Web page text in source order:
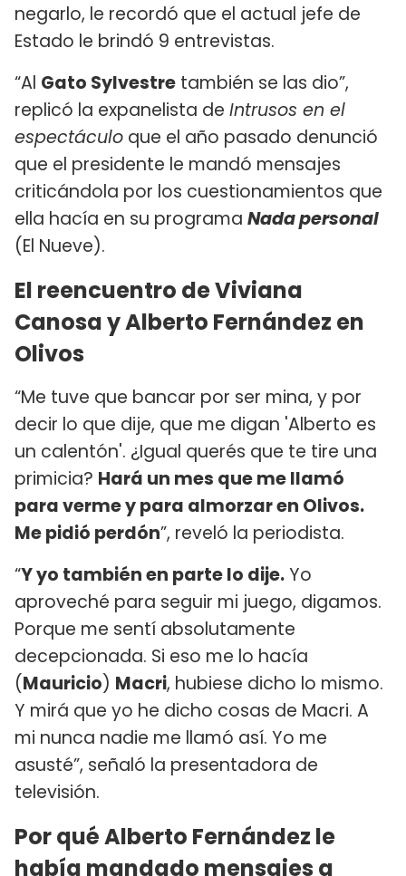
negarlo, le recordó que el actual jefe de
Estado le brindó 9 entrevistas.
“Al Gato Sylvestre también se las dio”,
replicó la expanelista de Intrusos en el
espectáculo que el año pasado denunció
que el presidente le mandó mensajes
criticándola por los cuestionamientos que
ella hacía en su programa Nada personal
(El Nueve).
El reencuentro de Viviana
Canosa y Alberto Fernández en
Olivos
“Me tuve que bancar por ser mina, y por
decir lo que dije, que me digan 'Alberto es
un calentón'. ¿Igual querés que te tire una
primicia? Hará un mes que me llamó
para verme y para almorzar en Olivos.
Me pidió perdón”, reveló la periodista.
“Y yo también en parte lo dije.Yo
aproveché para seguir mi juego, digamos.
Porque me sentí absolutamente
decepcionada. Si eso me lo hacía
(Mauricio) Macri, hubiese dicho lo mismo.
Y mirá que yo he dicho cosas de Macri. A
mi nunca nadie me llamó así. Yo me
asusté”, señaló la presentadora de
televisión.
Por qué Alberto Fernández le
había mandado mensajes a